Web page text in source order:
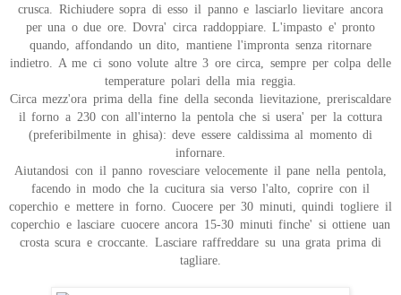
crusca. Richiudere sopra di esso il panno e lasciarlo lievitare ancora
per una o due ore. Dovra' circa raddoppiare. L'impasto e' pronto
quando, affondando un dito, mantiene l'impronta senza ritornare
indietro. A me ci sono volute altre 3 ore circa, sempre per colpa delle
temperature polari della mia reggia.
Circa mezz'ora prima della fine della seconda lievitazione, preriscaldare
il forno a 230 con all'interno la pentola che si usera' per la cottura
(preferibilmente in ghisa): deve essere caldissima al momento di
infornare.
Aiutandosi con il panno rovesciare velocemente il pane nella pentola,
facendo in modo che la cucitura sia verso l'alto, coprire con il
coperchio e mettere in forno. Cuocere per 30 minuti, quindi togliere il
coperchio e lasciare cuocere ancora 15-30 minuti finche' si ottiene uan
crosta scura e croccante. Lasciare raffreddare su una grata prima di
tagliare.